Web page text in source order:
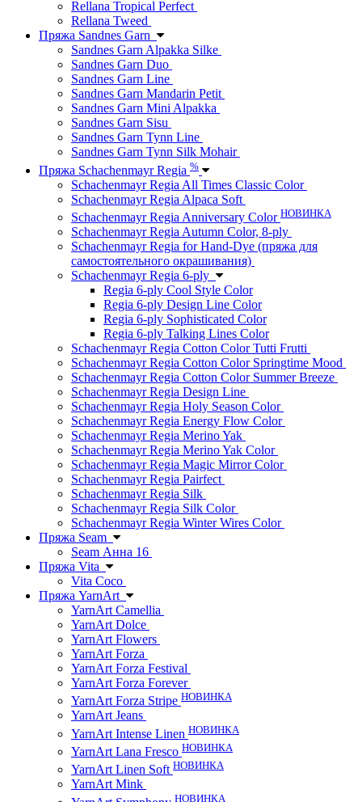
Rellana Tropical Perfect
Rellana Tweed
Пряжа Sandnes Garn
Sandnes Garn Alpakka Silke
Sandnes Garn Duo
Sandnes Garn Line
Sandnes Garn Mandarin Petit
Sandnes Garn Mini Alpakka
Sandnes Garn Sisu
Sandnes Garn Tynn Line
Sandnes Garn Tynn Silk Mohair
Пряжа Schachenmayr Regia %
Schachenmayr Regia All Times Classic Color
Schachenmayr Regia Alpaca Soft
Schachenmayr Regia Anniversary Color НОВИНКА
Schachenmayr Regia Autumn Color, 8-ply
Schachenmayr Regia for Hand-Dye (пряжа для
самостоятельного окрашивания)
Schachenmayr Regia 6-ply
Regia 6-ply Cool Style Color
Regia 6-ply Design Line Color
Regia 6-ply Sophisticated Color
Regia 6-ply Talking Lines Color
Schachenmayr Regia Cotton Color Tutti Frutti
Schachenmayr Regia Cotton Color Springtime Mood
Schachenmayr Regia Cotton Color Summer Breeze
Schachenmayr Regia Design Line
Schachenmayr Regia Holy Season Color
Schachenmayr Regia Energy Flow Color
Schachenmayr Regia Merino Yak
Schachenmayr Regia Merino Yak Color
Schachenmayr Regia Magic Mirror Color
Schachenmayr Regia Pairfect
Schachenmayr Regia Silk
Schachenmayr Regia Silk Color
Schachenmayr Regia Winter Wires Color
Пряжа Seam
Seam Анна 16
Пряжа Vita
Vita Coco
Пряжа YarnArt
YarnArt Camellia
YarnArt Dolce
YarnArt Flowers
YarnArt Forza
YarnArt Forza Festival
YarnArt Forza Forever
YarnArt Forza Stripe НОВИНКА
YarnArt Jeans
YarnArt Intense Linen НОВИНКА
YarnArt Lana Fresco НОВИНКА
YarnArt Linen Soft НОВИНКА
YarnArt Mink
НОВИНКА